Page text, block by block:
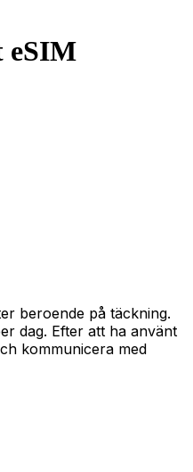
eSIM
beroende på täckning.
dag. Efter att ha använt
kommunicera med